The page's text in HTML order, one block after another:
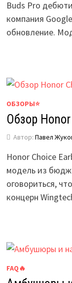
Buds Pro
компания
обновление.
ОБЗОРЫ⭐
Обзор
Автор: Павел
Honor Choice
модель из
оговориться,
концерн
FAQ🔥